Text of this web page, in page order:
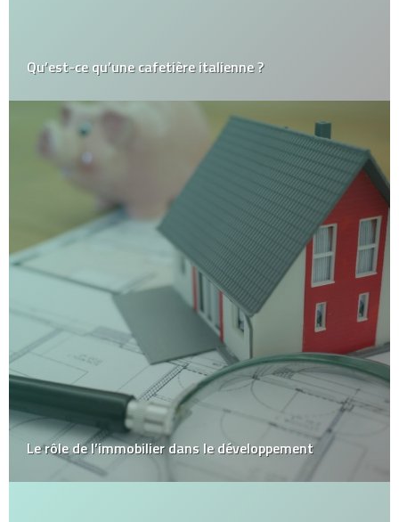
Qu’est-ce qu’une cafetière italienne ?
Le rôle de l’immobilier dans le développement